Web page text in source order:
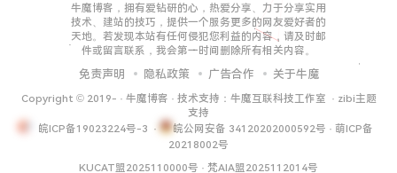
牛魔博客，拥有爱钻研的心，热爱分享、力于分享实用
技术、建站的技巧，提供一个服务更多的网友爱好者的
天地。若发现本站有任何侵犯您利益的内容，请及时邮
件或留言联系，我会第一时间删除所有相关内容。
免责声明 隐私政策 广告合作 关于牛魔
Copyright © 2019- · 牛魔博客 · 技术支持： 牛魔互联科技工作室 · zibi主题
支持
皖ICP备19023224号-3 · 皖公网安备 34120202000592号 · 萌ICP备
20218002号
KUCAT盟2025110000号 · 梵AIA盟2025112014号